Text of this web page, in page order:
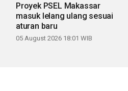
Proyek PSEL Makassar
masuk lelang ulang sesuai
aturan baru
05 August 2026 18:01 WIB